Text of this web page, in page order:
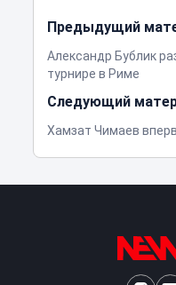
Предыдущий
Александр Бублик
турнире в Риме
Следующий
Хамзат Чимаев